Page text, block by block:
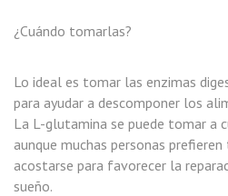
¿Cuándo tomarlas?
Lo ideal es tomar las enzimas
para ayudar a descomponer los
La L-glutamina se puede tomar a
aunque muchas personas
acostarse para favorecer la
sueño.